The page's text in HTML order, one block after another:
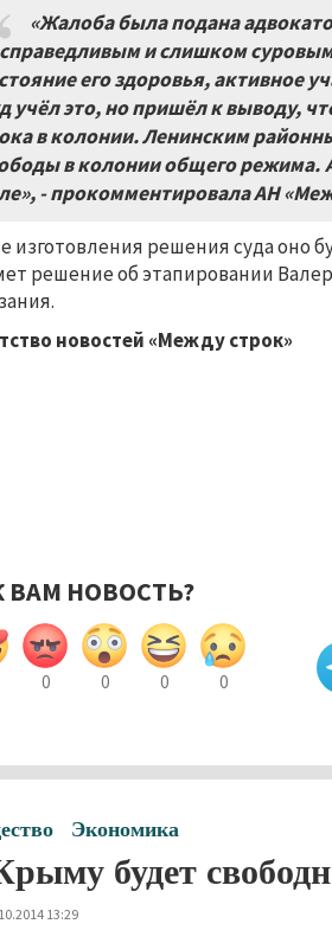
«Жалоба была подана
и слишком
его здоровья, активное
учёл это, но пришёл к выводу,
в колонии. Ленинским
в колонии общего режима.
- прокомментировала АН
изготовления решения суда оно
решение об этапировании
новостей «Между строк»
ВАМ НОВОСТЬ?
0 0 0 0
Экономика
будет
13:29